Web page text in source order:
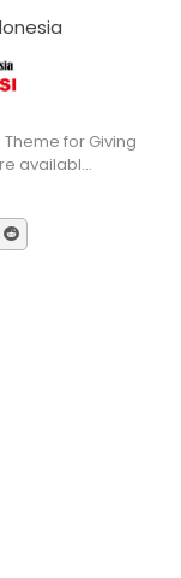
Theme for Giving
availabl…